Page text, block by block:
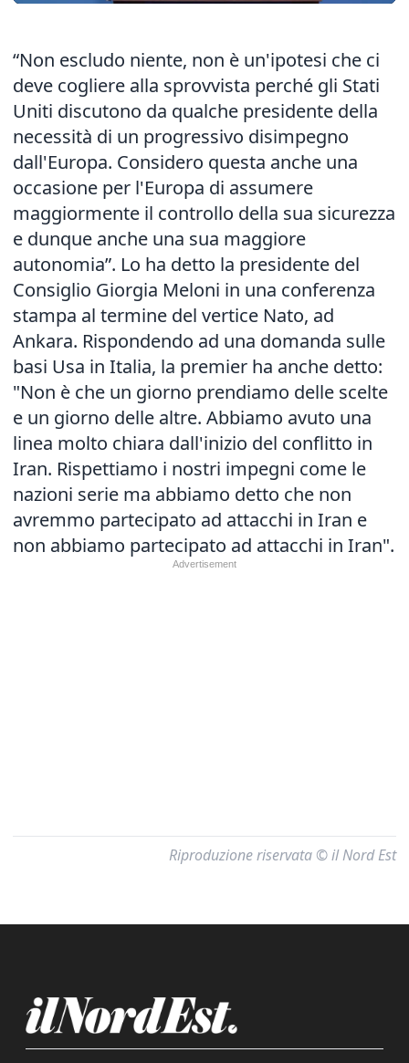
“Non escludo niente, non è un'ipotesi che ci
deve cogliere alla sprovvista perché gli Stati
Uniti discutono da qualche presidente della
necessità di un progressivo disimpegno
dall'Europa. Considero questa anche una
occasione per l'Europa di assumere
maggiormente il controllo della sua sicurezza
e dunque anche una sua maggiore
autonomia”. Lo ha detto la presidente del
Consiglio Giorgia Meloni in una conferenza
stampa al termine del vertice Nato, ad
Ankara. Rispondendo ad una domanda sulle
basi Usa in Italia, la premier ha anche detto:
"Non è che un giorno prendiamo delle scelte
e un giorno delle altre. Abbiamo avuto una
linea molto chiara dall'inizio del conflitto in
Iran. Rispettiamo i nostri impegni come le
nazioni serie ma abbiamo detto che non
avremmo partecipato ad attacchi in Iran e
non abbiamo partecipato ad attacchi in Iran".
Riproduzione riservata © il Nord Est